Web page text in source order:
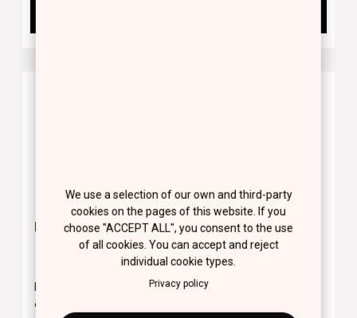
PRO GEL
διάρκεια έως και 10
MATTE TOP COAT
Top Coat για matte
We use a selection of our own and third-party
cookies on the pages of this website. If you
choose "ACCEPT ALL", you consent to the use
of all cookies. You can accept and reject
individual cookie types.
Privacy policy